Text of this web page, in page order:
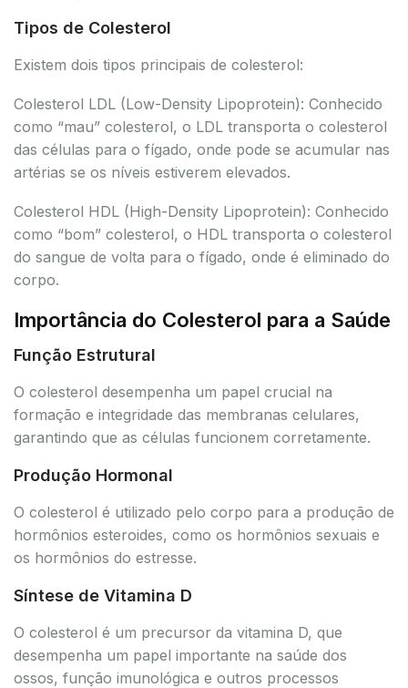
Tipos de Colesterol
Existem dois tipos principais de colesterol:
Colesterol LDL (Low-Density Lipoprotein): Conhecido
como “mau” colesterol, o LDL transporta o colesterol
das células para o fígado, onde pode se acumular nas
artérias se os níveis estiverem elevados.
Colesterol HDL (High-Density Lipoprotein): Conhecido
como “bom” colesterol, o HDL transporta o colesterol
do sangue de volta para o fígado, onde é eliminado do
corpo.
Importância do Colesterol para a Saúde
Função Estrutural
O colesterol desempenha um papel crucial na
formação e integridade das membranas celulares,
garantindo que as células funcionem corretamente.
Produção Hormonal
O colesterol é utilizado pelo corpo para a produção de
hormônios esteroides, como os hormônios sexuais e
os hormônios do estresse.
Síntese de Vitamina D
O colesterol é um precursor da vitamina D, que
desempenha um papel importante na saúde dos
ossos, função imunológica e outros processos